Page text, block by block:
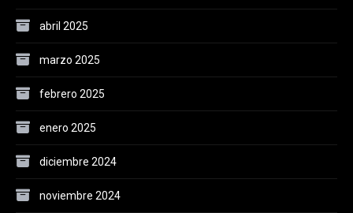
abril 2025
marzo 2025
febrero 2025
enero 2025
diciembre 2024
noviembre 2024